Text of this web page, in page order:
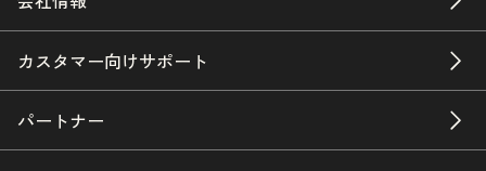
カスタマー向けサポート
パートナー